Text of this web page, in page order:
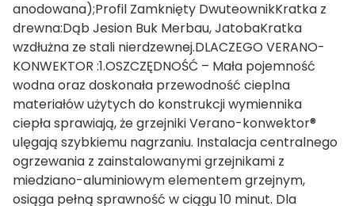
anodowana);Profil Zamknięty DwuteownikKratka z
drewna:Dąb Jesion Buk Merbau, JatobaKratka
wzdłużna ze stali nierdzewnej.DLACZEGO VERANO-
KONWEKTOR :1.OSZCZĘDNOŚĆ – Mała pojemność
wodna oraz doskonała przewodność cieplna
materiałów użytych do konstrukcji wymiennika
ciepła sprawiają, że grzejniki Verano-konwektor®
ulęgają szybkiemu nagrzaniu. Instalacja centralnego
ogrzewania z zainstalowanymi grzejnikami z
miedziano-aluminiowym elementem grzejnym,
osiąga pełną sprawność w ciągu 10 minut. Dla